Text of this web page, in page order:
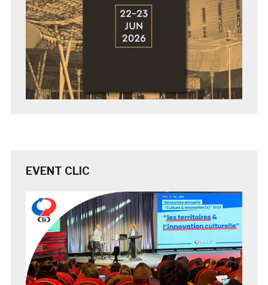
EVENT CLIC